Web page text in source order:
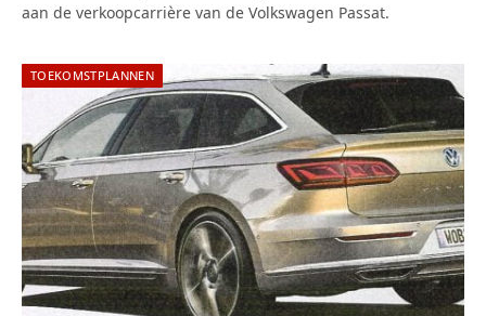
aan de verkoopcarrière van de Volkswagen Passat.
TOEKOMSTPLANNEN